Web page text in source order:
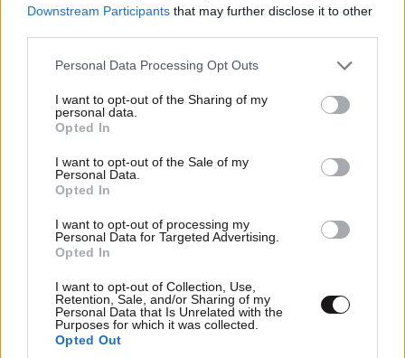
Downstream Participants that may further disclose it to other
Please note that this website/app uses one or more Google
not limited to your visit or usage behaviour. You may click to
grant or deny consent to Google and its third-party tags to
use your data for below specified purposes in below Google
consent section.
Personal Data Processing Opt Outs
I want to opt-out of the Sharing of my
personal data.
Opted In
I want to opt-out of the Sale of my
Personal Data.
Opted In
I want to opt-out of processing my
Personal Data for Targeted Advertising.
Opted In
I want to opt-out of Collection, Use,
Retention, Sale, and/or Sharing of my
Personal Data that Is Unrelated with the
Purposes for which it was collected.
Opted Out
LIFESTYLE08·08·2026 09:01
Νία Βαρντάλος – Σπύρος Κατσαγάνης: Μια
σχέση που θυμίζει σενάριο ταινίας και μετρά